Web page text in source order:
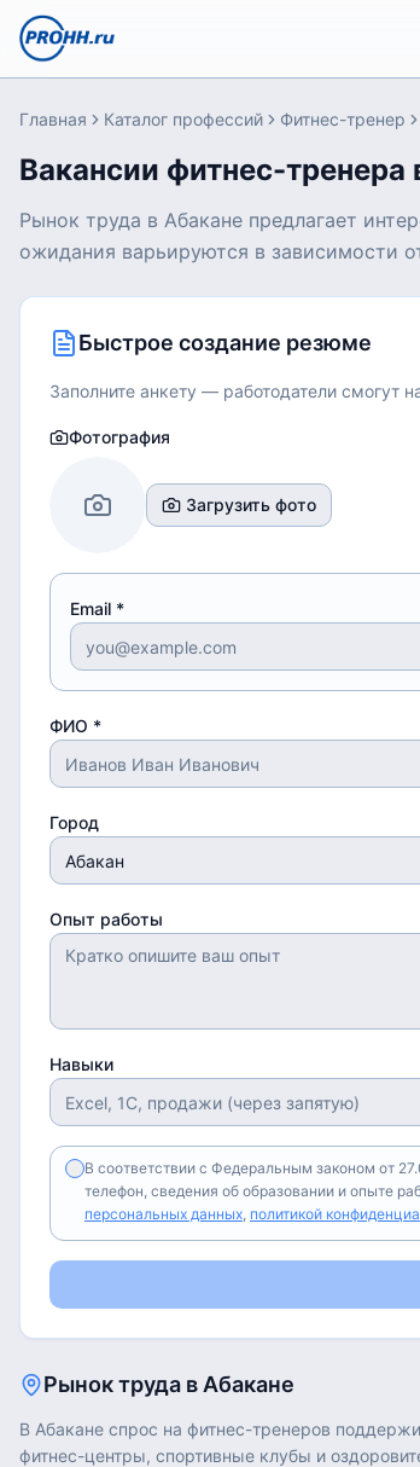
Главная Каталог профессий Фитнес-тренер
Вакансии фитнес-тренера
Рынок труда в Абакане предлагает
ожидания варьируются в зависимости
Быстрое создание резюме
Заполните анкету — работодатели смогут
Фотография
Загрузить фото
Email *
ФИО *
Город
Опыт работы
Навыки
В соответствии с Федеральным законом от
телефон, сведения об образовании и опыте
персональных данных, политикой
Рынок труда в Абакане
В Абакане спрос на фитнес-тренеров
фитнес-центры, спортивные клубы и